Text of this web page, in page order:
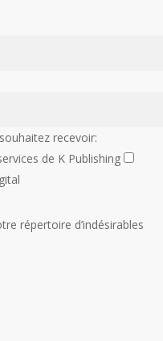
recevoir:
de K Publishing
répertoire d’indésirables